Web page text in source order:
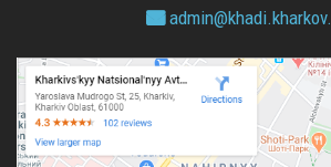
admin@khadi.kharkov.